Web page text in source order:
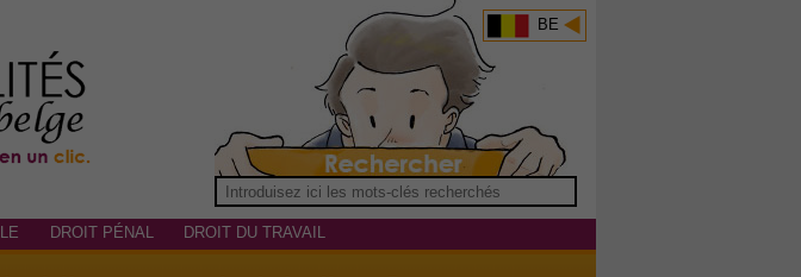
BE
DROIT PÉNAL DROIT DU TRAVAIL